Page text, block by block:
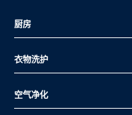
厨房
衣物洗护
空气净化